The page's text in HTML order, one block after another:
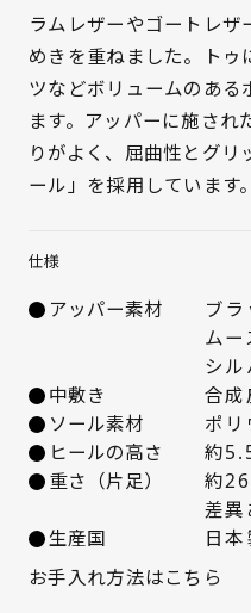
サイズを選択してくだ
21.5cm × 在庫なし
22cm × 在庫なし
23cm
× 在庫なし
24cm × 在庫なし
24.5cm × 在庫なし
△ 概ね１週
ラムレザーやゴートレ
めきを重ねました。ト
ツなどボリュームのある
ます。アッパーに施され
りがよく、屈曲性とグリ
ール」を採用しています。
仕様
アッパー素材
ブ
ムー
シ
中敷き
合成
ソール素材
ポ
ヒールの高さ
約
重さ（片足）
約
差異
生産国
日本
お手入れ方法はこちら